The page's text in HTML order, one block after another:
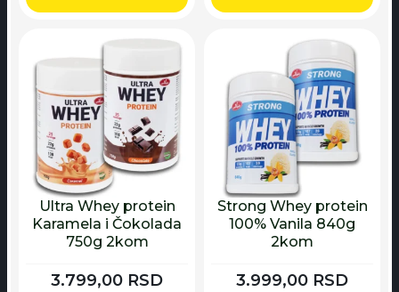
Ultra Whey protein
Karamela i Čokolada
750g 2kom
3.799,00 RSD
Strong Whey protein
100% Vanila 840g
2kom
3.999,00 RSD